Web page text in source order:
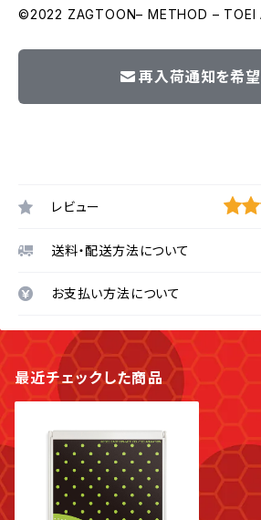
©2022 ZAGTOON– METHOD – TOEI
再入荷通知を希
レビュー
送料・配送方法について
お支払い方法について
最近チェックした商品